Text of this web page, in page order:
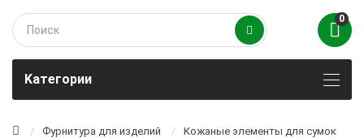
0
Kатегории
Фурнитура для изделий
Кожаные элементы для сумок